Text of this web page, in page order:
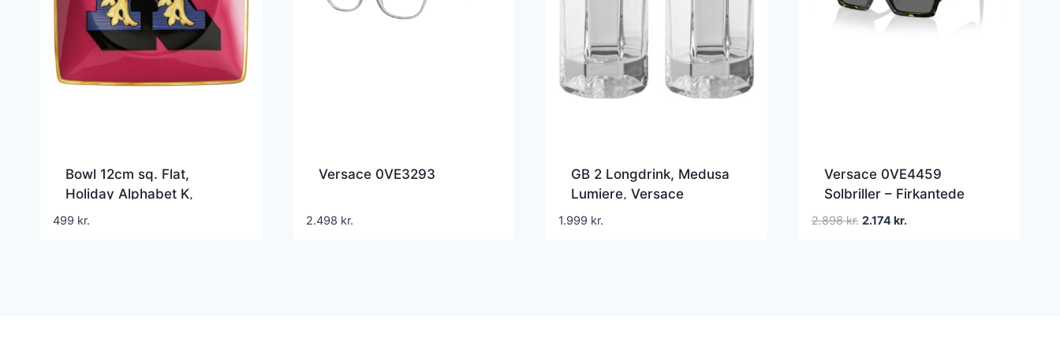
Bowl 12cm sq. Flat,
Holiday Alphabet K,
Versace
499 kr.
Versace 0VE3293
2.498 kr.
GB 2 Longdrink, Medusa
Lumiere, Versace
1.999 kr.
Versace 0VE4459
Solbriller – Firkantede
Skildpadde
2.898kr. Den
2.174kr.Den